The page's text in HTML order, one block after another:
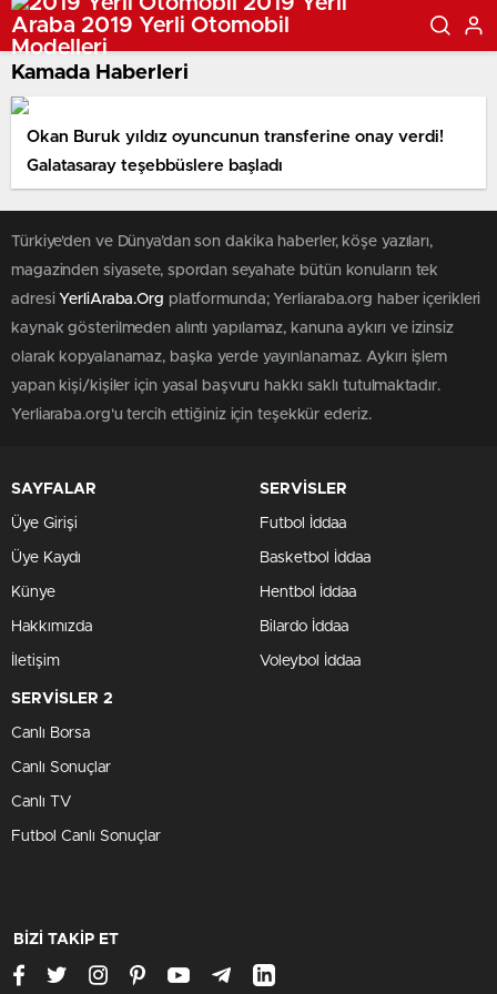
Kamada Haberleri
Okan Buruk yıldız oyuncunun transferine onay verdi!
Galatasaray teşebbüslere başladı
Türkiye'den ve Dünya’dan son dakika haberler, köşe yazıları,
magazinden siyasete, spordan seyahate bütün konuların tek
adresi YerliAraba.Org platformunda; Yerliaraba.org haber içerikleri
kaynak gösterilmeden alıntı yapılamaz, kanuna aykırı ve izinsiz
olarak kopyalanamaz, başka yerde yayınlanamaz. Aykırı işlem
yapan kişi/kişiler için yasal başvuru hakkı saklı tutulmaktadır.
Yerliaraba.org'u tercih ettiğiniz için teşekkür ederiz.
SAYFALAR
Üye Girişi
Üye Kaydı
Künye
Hakkımızda
İletişim
SERVİSLER
Futbol İddaa
Basketbol İddaa
Hentbol İddaa
Bilardo İddaa
Voleybol İddaa
SERVİSLER 2
Canlı Borsa
Canlı Sonuçlar
Canlı TV
Futbol Canlı Sonuçlar
BİZİ TAKİP ET